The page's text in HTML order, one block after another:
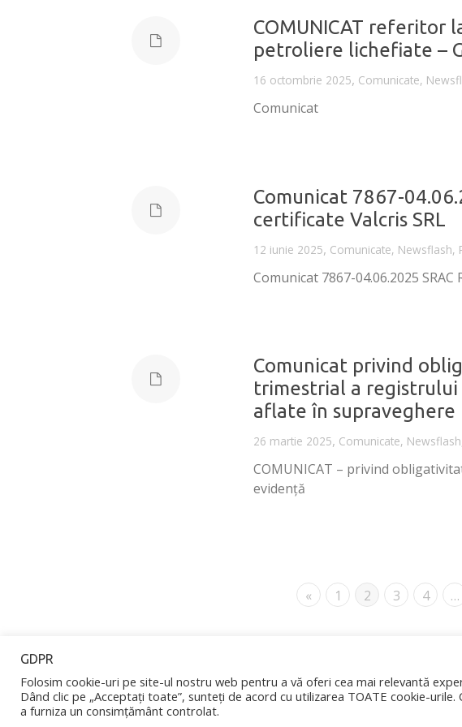
COMUNICAT referitor
petroliere lichefiate –
16 octombrie 2025, Comunicate,
Comunicat
Comunicat 7867-
certificate Valcris SRL
12 iunie 2025, Comunicate, Newsflash,
Comunicat 7867-04.06.2025
Comunicat privind
trimestrial a
aflate în supraveghere
26 martie 2025, Comunicate, Newsflash
COMUNICAT – privind
evidență
« 1 2 3 4 …
©2026 ISCIR - Inspecția de Stat pentru
GDPR
Folosim cookie-uri pe site-ul nostru web pentru a vă oferi cea mai relevantă
Dând clic pe „Acceptați toate”, sunteți de acord cu utilizarea TOATE cookie-
a furniza un consimțământ controlat.